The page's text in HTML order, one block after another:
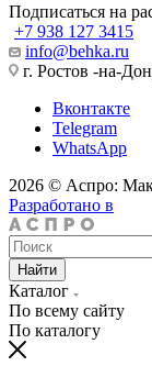
Подписаться на
+7 938 127 3415
info@behka.ru
г. Ростов -на-
Вконтакте
Telegram
WhatsApp
2026 © Аспро:
Разработано в
Найти
Каталог
По всему сайту
По каталогу